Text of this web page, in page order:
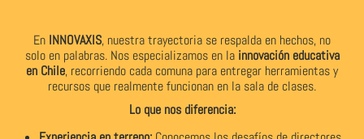
En INNOVAXIS, nuestra trayectoria se respalda en hechos, no
solo en palabras. Nos especializamos en la innovación educativa
en Chile, recorriendo cada comuna para entregar herramientas y
recursos que realmente funcionan en la sala de clases.
Lo que nos diferencia: